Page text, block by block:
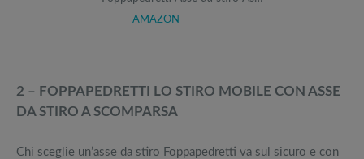
AMAZON
2 – FOPPAPEDRETTI LO STIRO MOBILE CON ASSE
DA STIRO A SCOMPARSA
Chi sceglie un’asse da stiro Foppapedretti va sul sicuro e con